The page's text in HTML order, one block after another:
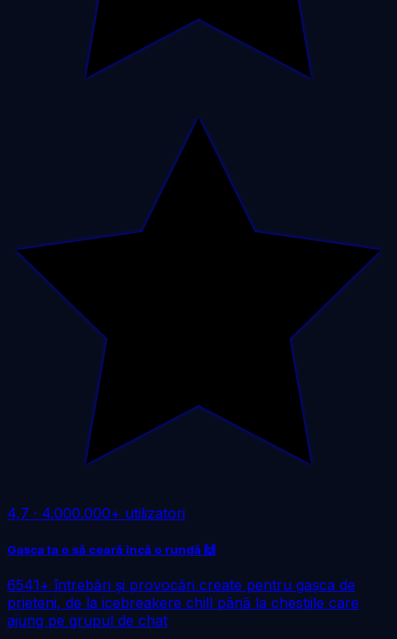
4,7 · 4.000.000+ utilizatori
Gașca ta o să ceară încă o rundă 🙌
6541+ întrebări și provocări create pentru gașca de
prieteni, de la icebreakere chill până la chestiile care
ajung pe grupul de chat